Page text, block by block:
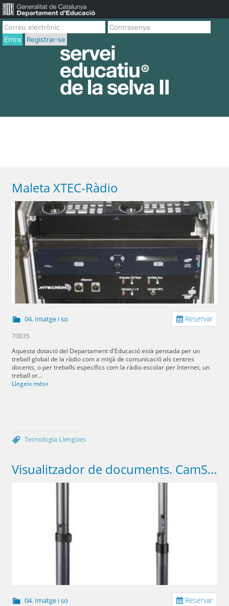
Entra Registrar-se
Maleta XTEC-Ràdio
Reservar
04. Imatge i so
70035
Aquesta dotació del Departament d'Educació està pensada per un
treball global de la ràdio com a mitjà de comunicació als centres
docents, o per treballs específics com la ràdio escolar per Internet, un
treball or...
Llegeix més»
Tecnologia Llengües
Visualitzador de documents. CamScanner X300-A4
Reservar
04. Imatge i so